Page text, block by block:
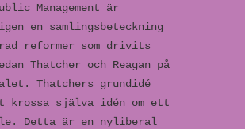
Management är
en samlingsbeteckning
reformer som drivits
Thatcher och Reagan på
Thatchers grundidé
krossa själva idén om ett
Detta är en nyliberal